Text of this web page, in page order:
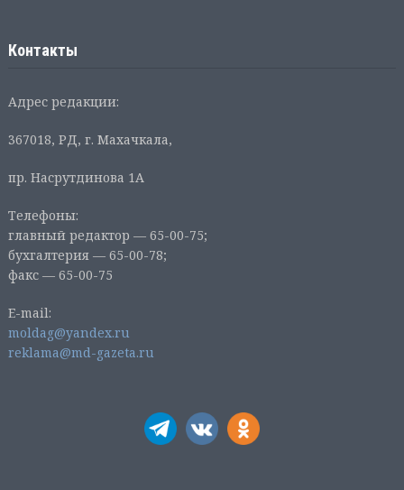
Контакты
Адрес редакции:
367018, РД, г. Махачкала,
пр. Насрутдинова 1А
Телефоны:
главный редактор — 65-00-75;
бухгалтерия — 65-00-78;
факс — 65-00-75
E-mail:
moldag@yandex.ru
reklama@md-gazeta.ru